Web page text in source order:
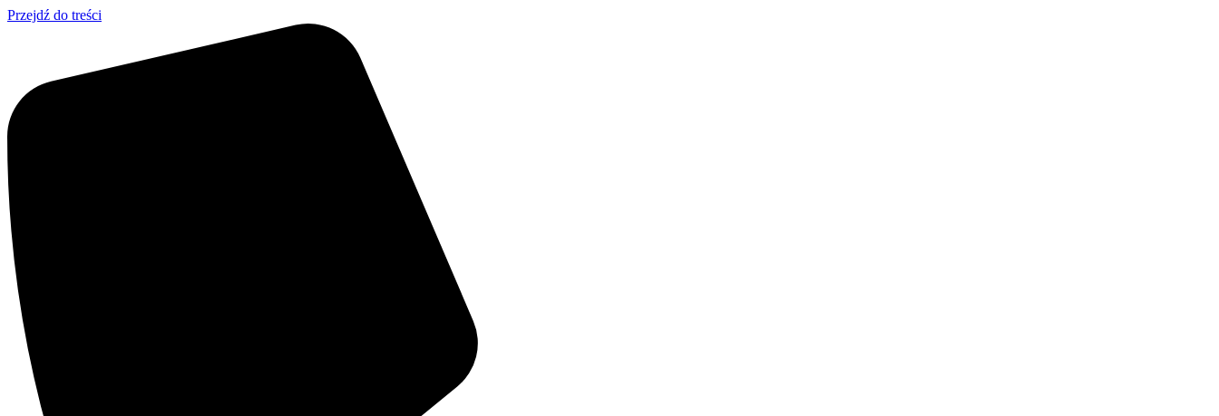
Przejdź do treści